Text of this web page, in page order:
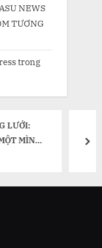
NEWS
TƯƠNG
trong
Việc “Chinh Phục”
Thuật Cá Nhân Hóa và